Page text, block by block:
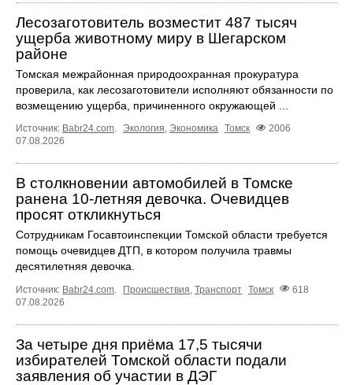
Лесозаготовитель возместит 487 тысяч
ущерба животному миру в Шегарском
районе
Томская межрайонная природоохранная прокуратура
проверила, как лесозаготовители исполняют обязанности по
возмещению ущерба, причиненного окружающей ...
Источник: Babr24.com. Экология, Экономика Томск
2006
07.08.2026
В столкновении автомобилей в Томске
ранена 10-летняя девочка. Очевидцев
просят откликнуться
Сотрудникам Госавтоинспекции Томской области требуется
помощь очевидцев ДТП, в котором получила травмы
десятилетняя девочка.
Источник: Babr24.com Происшествия Транспорт Томск
618
07.08.2026
За четыре дня приёма 17,5 тысячи
избирателей Томской области подали
заявления об участии в ДЭГ